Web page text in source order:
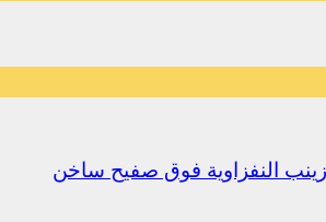
زينب النفزاوية فوق صفيح ساخن